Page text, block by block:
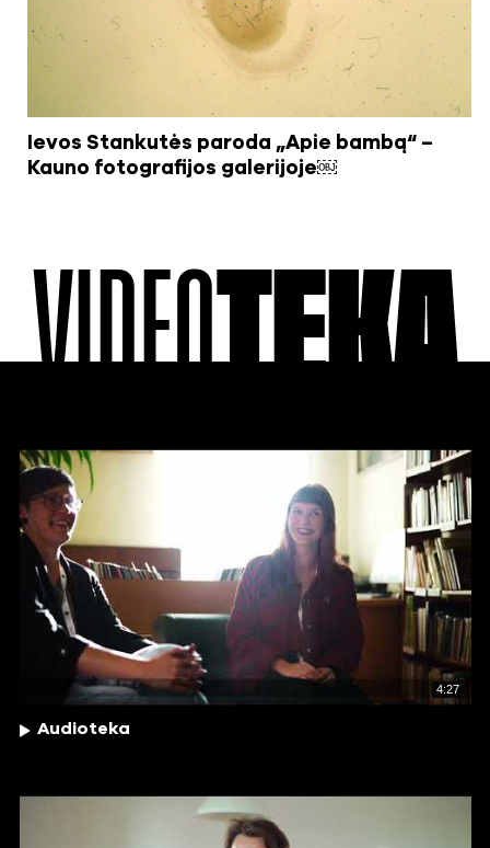
Ievos Stankutės paroda „Apie bambą“ –
Kauno fotografijos galerijoje￼
VIDEOTEKA
4:27
Audioteka